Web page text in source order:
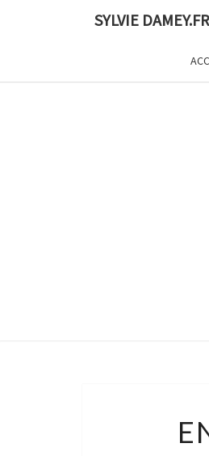
SYLVIE DAMEY.FR